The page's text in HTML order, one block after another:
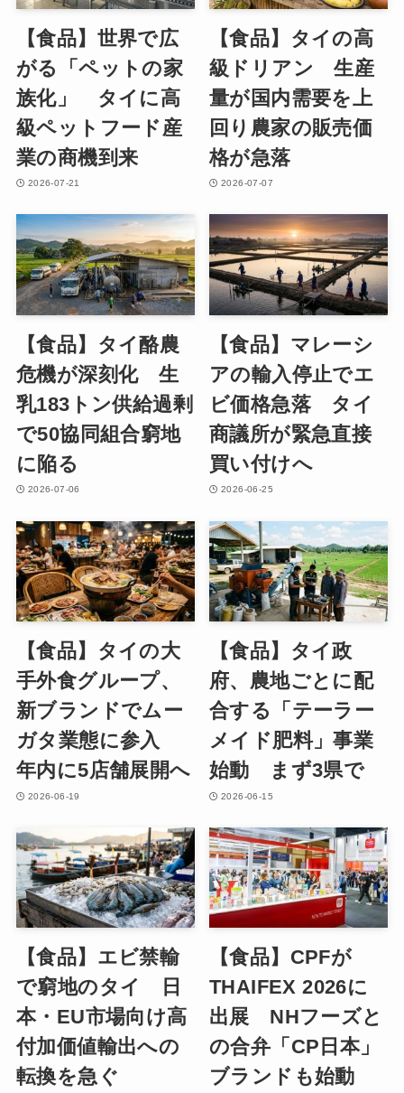
【食品】世界で広
がる「ペットの家
族化」 タイに高
級ペットフード産
業の商機到来
2026-07-21
【食品】タイの高
級ドリアン 生産
量が国内需要を上
回り農家の販売価
格が急落
2026-07-07
【食品】タイ酪農
危機が深刻化 生
乳183トン供給過剰
で50協同組合窮地
に陥る
2026-07-06
【食品】マレーシ
アの輸入停止でエ
ビ価格急落 タイ
商議所が緊急直接
買い付けへ
2026-06-25
【食品】タイの大
手外食グループ、
新ブランドでムー
ガタ業態に参入
年内に5店舗展開へ
2026-06-19
【食品】タイ政
府、農地ごとに配
合する「テーラー
メイド肥料」事業
始動 まず3県で
2026-06-15
【食品】エビ禁輸
で窮地のタイ 日
本・EU市場向け高
付加価値輸出への
転換を急ぐ
【食品】CPFが
THAIFEX 2026に
出展 NHフーズと
の合弁「CP日本」
ブランドも始動